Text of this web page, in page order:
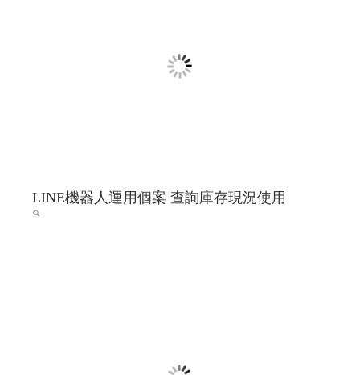
LINE機器人運用個案 查詢庫存現況使用